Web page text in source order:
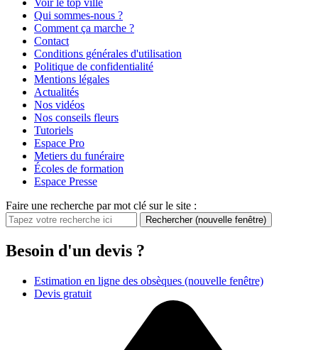
Qui sommes-nous ?
Comment ça marche ?
Contact
Conditions générales d'utilisation
Politique de confidentialité
Mentions légales
Actualités
Nos vidéos
Nos conseils fleurs
Tutoriels
Espace Pro
Metiers du funéraire
Écoles de formation
Espace Presse
Faire une recherche par mot clé sur le site :
Rechercher (nouvelle fenêtre)
Besoin d'un devis ?
Estimation en ligne des obsèques (nouvelle fenêtre)
Devis gratuit